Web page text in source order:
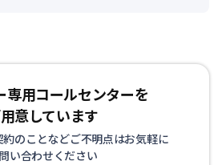
専用コールセンターを
意しています
約のことなどご不明点はお気軽に
い合わせください